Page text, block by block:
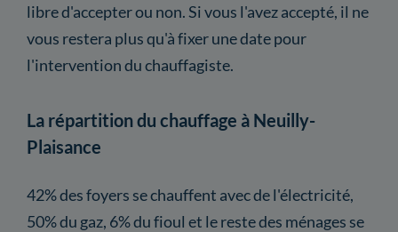
libre d'accepter ou non. Si vous l'avez accepté, il ne
vous restera plus qu'à fixer une date pour
l'intervention du chauffagiste.
La répartition du chauffage à Neuilly-
Plaisance
42% des foyers se chauffent avec de l'électricité,
50% du gaz, 6% du fioul et le reste des ménages se